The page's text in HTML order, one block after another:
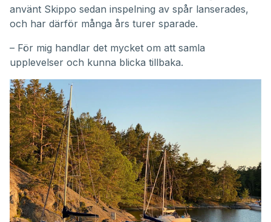
använt Skippo sedan inspelning av spår lanserades,
och har därför många års turer sparade.
– För mig handlar det mycket om att samla
upplevelser och kunna blicka tillbaka.